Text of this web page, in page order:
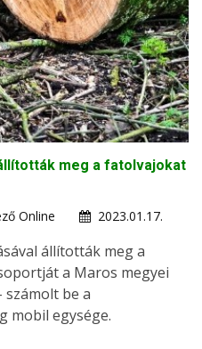
meg a fatolvajokat
Online
2023.01.17.
állították meg a
a Maros megyei
számolt be a
mobil egysége.